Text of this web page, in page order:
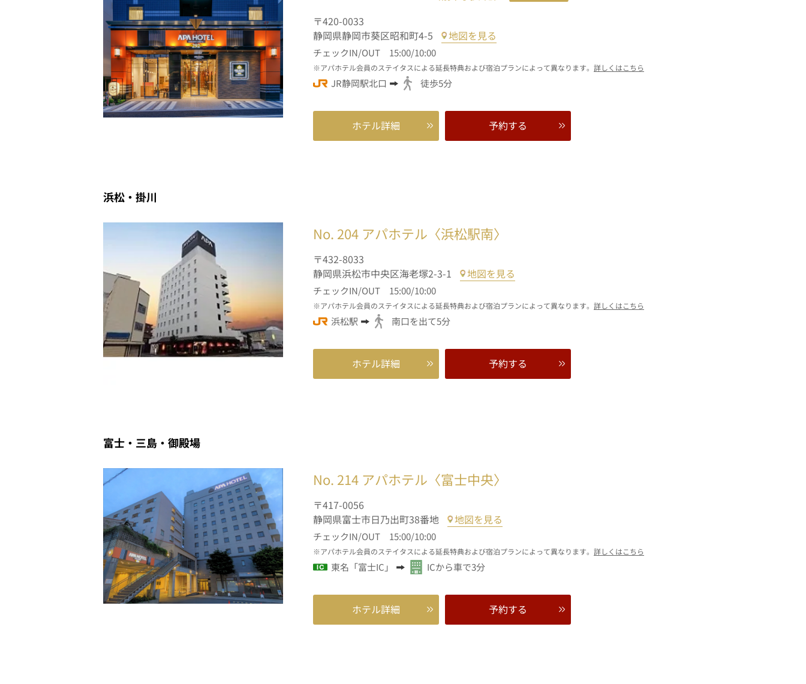
〒420-0033
静岡県静岡市葵区昭和町4-5
地図を見る
チェックIN/OUT 15:00/10:00
アパホテル会員のステイタスによる延長特典および宿泊プランによって異なります。 詳しくはこちら
JR静岡駅北口 徒歩5分
ホテル詳細 予約する
浜松・掛川
No. 204 アパホテル〈浜松駅南〉
〒432-8033
静岡県浜松市中央区海老塚2-3-1
地図を見る
チェックIN/OUT 15:00/10:00
アパホテル会員のステイタスによる延長特典および宿泊プランによって異なります。 詳しくはこちら
浜松駅 南口を出て5分
ホテル詳細 予約する
富士・三島・御殿場
No. 214 アパホテル〈富士中央〉
〒417-0056
静岡県富士市日乃出町38番地
地図を見る
チェックIN/OUT 15:00/10:00
アパホテル会員のステイタスによる延長特典および宿泊プランによって異なります。 詳しくはこちら
東名「富士IC」 ICから車で3分
ホテル詳細 予約する